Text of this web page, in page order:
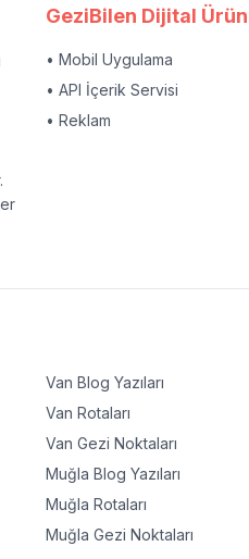
GeziBilen Dijital
• Mobil Uygulama
• API İçerik Servisi
• Reklam
Van Blog Yazıları
Van Rotaları
Van Gezi Noktaları
Muğla Blog Yazıları
Muğla Rotaları
Muğla Gezi Noktaları